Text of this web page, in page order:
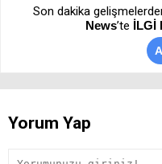
Son dakika
News’te İLGİ
Yorum Yap